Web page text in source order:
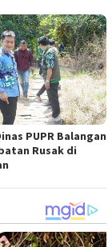
PUPR Balangan
Rusak di